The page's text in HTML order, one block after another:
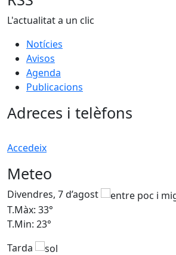
L'actualitat a un clic
Notícies
Avisos
Agenda
Publicacions
Adreces i telèfons
Accedeix
Meteo
Divendres, 7 d’agost
T.Màx: 33°
T.Min: 23°
Tarda